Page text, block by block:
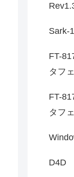
Sark-
FT-
タフ
FT-
タフ
D4D